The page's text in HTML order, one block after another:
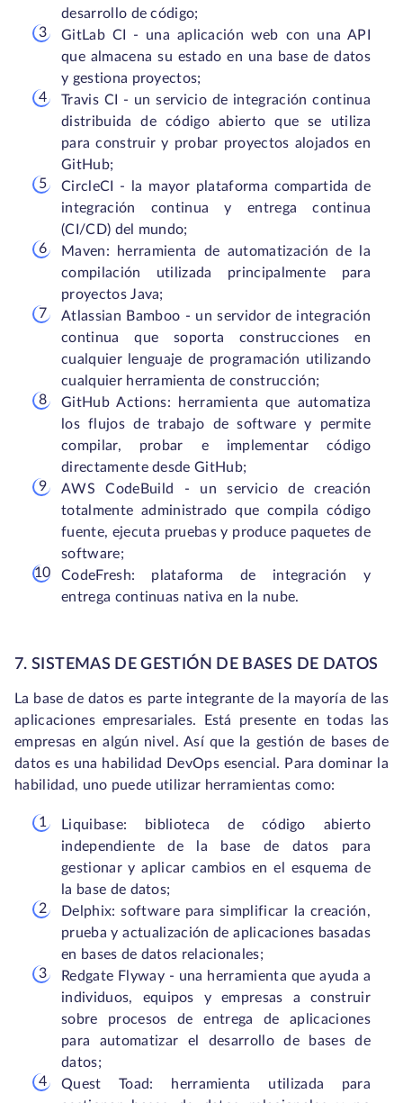
desarrollo de código;
GitLab CI - una aplicación web con una API
que almacena su estado en una base de datos
y gestiona proyectos;
Travis CI - un servicio de integración continua
distribuida de código abierto que se utiliza
para construir y probar proyectos alojados en
GitHub;
CircleCI - la mayor plataforma compartida de
integración continua y entrega continua
(CI/CD) del mundo;
Maven: herramienta de automatización de la
compilación utilizada principalmente para
proyectos Java;
Atlassian Bamboo - un servidor de integración
continua que soporta construcciones en
cualquier lenguaje de programación utilizando
cualquier herramienta de construcción;
GitHub Actions: herramienta que automatiza
los flujos de trabajo de software y permite
compilar, probar e implementar código
directamente desde GitHub;
AWS CodeBuild - un servicio de creación
totalmente administrado que compila código
fuente, ejecuta pruebas y produce paquetes de
software;
CodeFresh: plataforma de integración y
entrega continuas nativa en la nube.
7. SISTEMAS DE GESTIÓN DE BASES DE DATOS
La base de datos es parte integrante de la mayoría de las
aplicaciones empresariales. Está presente en todas las
empresas en algún nivel. Así que la gestión de bases de
datos es una habilidad DevOps esencial. Para dominar la
habilidad, uno puede utilizar herramientas como:
Liquibase: biblioteca de código abierto
independiente de la base de datos para
gestionar y aplicar cambios en el esquema de
la base de datos;
Delphix: software para simplificar la creación,
prueba y actualización de aplicaciones basadas
en bases de datos relacionales;
Redgate Flyway - una herramienta que ayuda a
individuos, equipos y empresas a construir
sobre procesos de entrega de aplicaciones
para automatizar el desarrollo de bases de
datos;
Quest Toad: herramienta utilizada para